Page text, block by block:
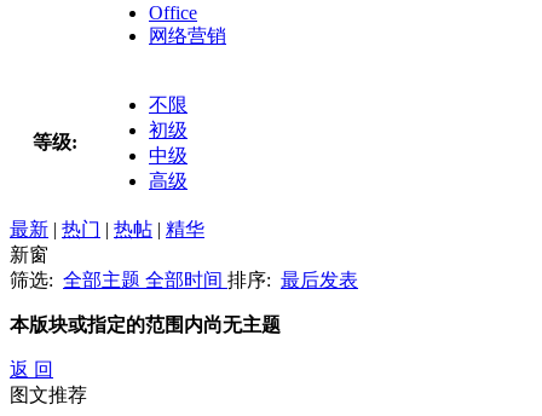
Office
网络营销
等级:
不限
初级
中级
高级
最新 | 热门 | 热帖 | 精华
新窗
筛选: 全部主题 全部时间 排序: 最后发表
本版块或指定的范围内尚无主题
返 回
图文推荐